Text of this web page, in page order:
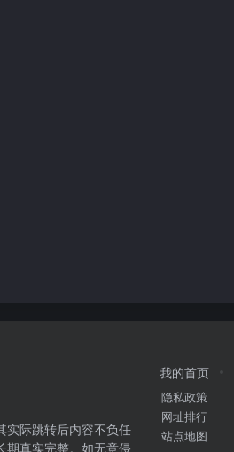
实际跳转后内容不负任
期真实完整。如无意侵
我的首页
隐私政策
网址排行
站点地图